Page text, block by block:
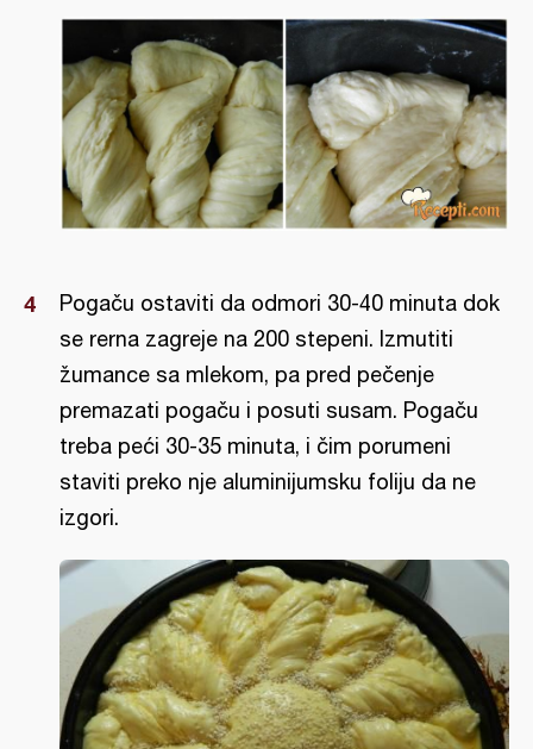
Pogaču ostaviti da odmori 30-40 minuta dok
se rerna zagreje na 200 stepeni. Izmutiti
žumance sa mlekom, pa pred pečenje
premazati pogaču i posuti susam. Pogaču
treba peći 30-35 minuta, i čim porumeni
staviti preko nje aluminijumsku foliju da ne
izgori.